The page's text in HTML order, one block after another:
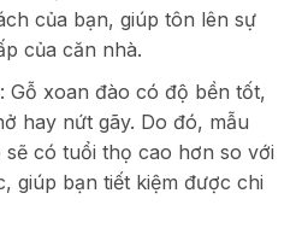
của bạn, giúp tôn lên sự
của căn nhà.
: Gỗ xoan đào có độ bền tốt,
hay nứt gãy. Do đó, mẫu
có tuổi thọ cao hơn so với
giúp bạn tiết kiệm được chi